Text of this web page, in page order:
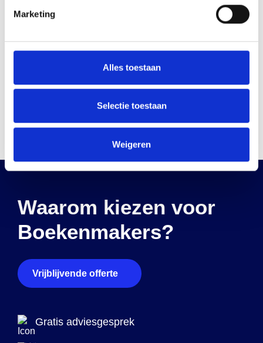
Marketing
Alles toestaan
Selectie toestaan
Weigeren
Deel dit bericht
Waarom kiezen voor
Boekenmakers?
Vrijblijvende offerte
Gratis adviesgesprek